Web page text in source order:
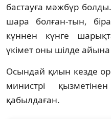
бастауға мәжбүр
шара болған-тын,
күннен күнге
үкімет оны шілде айына
Осындай қиын кезде
министрі
қабылдаған.